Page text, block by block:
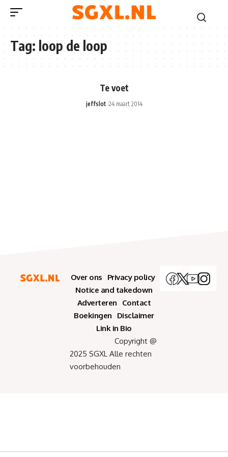
Tag: loop de loop
Te voet
jeffslot 24 maart 2014
Over ons
Privacy policy
Notice and takedown
Adverteren
Contact
Boekingen
Disclaimer
Link in Bio
Copyright @
2025 SGXL Alle rechten
voorbehouden